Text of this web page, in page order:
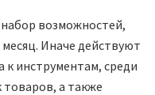
возможностей,
Иначе действуют
к инструментам, среди
товаров, а также